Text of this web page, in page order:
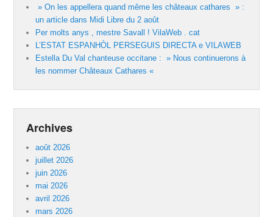
» On les appellera quand même les châteaux cathares » :
un article dans Midi Libre du 2 août
Per molts anys , mestre Savall ! VilaWeb . cat
L’ESTAT ESPANHÒL PERSEGUIS DIRECTA e VILAWEB
Estella Du Val chanteuse occitane : » Nous continuerons à
les nommer Châteaux Cathares «
Archives
août 2026
juillet 2026
juin 2026
mai 2026
avril 2026
mars 2026